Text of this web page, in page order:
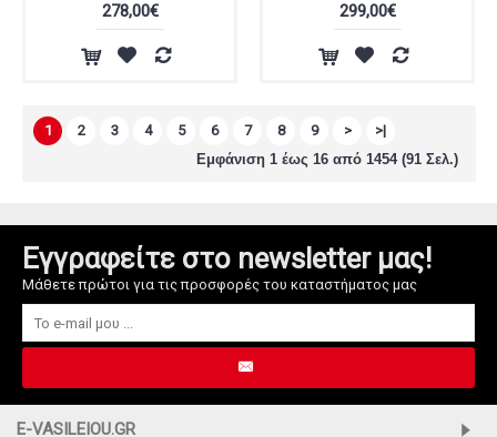
278,00€ 299,00€
1 2 3 4 5 6 7 8 9 >
>|
Εμφάνιση 1 έως 16 από 1454 (91 Σελ.)
Εγγραφείτε στο newsletter μας!
Μάθετε πρώτοι για τις προσφορές του καταστήματος μας
E-VASILEIOU.GR